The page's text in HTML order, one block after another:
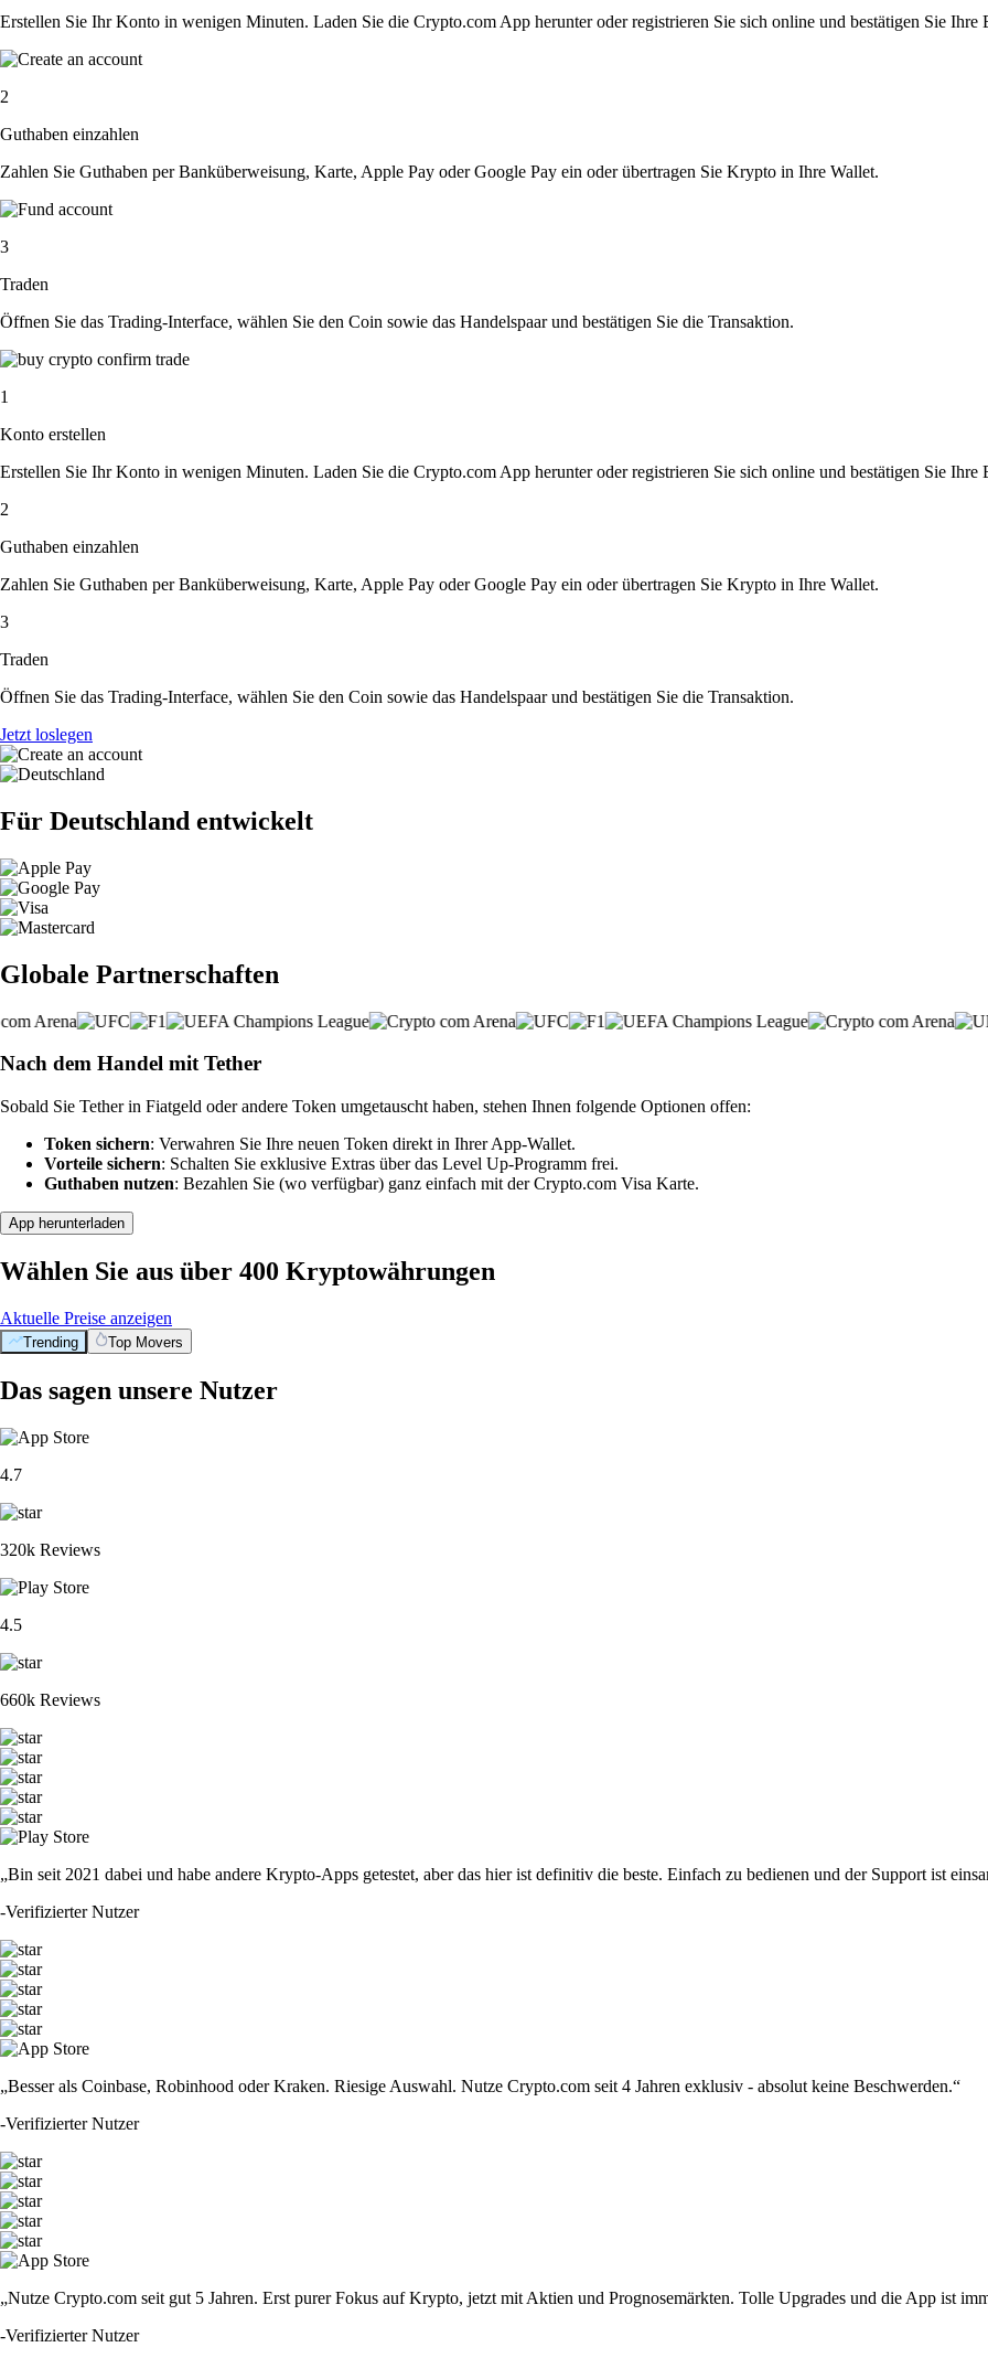
Erstellen Sie Ihr Konto in wenigen Minuten. Laden Sie die Crypto.com App herunter oder registrieren Sie sich online und bestätigen Sie Ihre
2
Guthaben einzahlen
Zahlen Sie Guthaben per Banküberweisung, Karte, Apple Pay oder Google Pay ein oder übertragen Sie Krypto in Ihre Wallet.
3
Traden
Öffnen Sie das Trading-Interface, wählen Sie den Coin sowie das Handelspaar und bestätigen Sie die Transaktion.
1
Konto erstellen
Erstellen Sie Ihr Konto in wenigen Minuten. Laden Sie die Crypto.com App herunter oder registrieren Sie sich online und bestätigen Sie Ihre
2
Guthaben einzahlen
Zahlen Sie Guthaben per Banküberweisung, Karte, Apple Pay oder Google Pay ein oder übertragen Sie Krypto in Ihre Wallet.
3
Traden
Öffnen Sie das Trading-Interface, wählen Sie den Coin sowie das Handelspaar und bestätigen Sie die Transaktion.
Jetzt loslegen
Für Deutschland entwickelt
Globale Partnerschaften
Nach dem Handel mit Tether
Sobald Sie Tether in Fiatgeld oder andere Token umgetauscht haben, stehen Ihnen folgende Optionen offen:
Token sichern: Verwahren Sie Ihre neuen Token direkt in Ihrer App-Wallet.
Vorteile sichern: Schalten Sie exklusive Extras über das Level Up-Programm frei.
Guthaben nutzen: Bezahlen Sie (wo verfügbar) ganz einfach mit der Crypto.com Visa Karte.
App herunterladen
Wählen Sie aus über 400 Kryptowährungen
Aktuelle Preise anzeigen
Trending Top Movers
Das sagen unsere Nutzer
4.7
320k Reviews
4.5
660k Reviews
„Bin seit 2021 dabei und habe andere Krypto-Apps getestet, aber das hier ist definitiv die beste. Einfach zu bedienen und der Support ist
-Verifizierter Nutzer
„Besser als Coinbase, Robinhood oder Kraken. Riesige Auswahl. Nutze Crypto.com seit 4 Jahren exklusiv - absolut keine Beschwerden.“
-Verifizierter Nutzer
„Nutze Crypto.com seit gut 5 Jahren. Erst purer Fokus auf Krypto, jetzt mit Aktien und Prognosemärkten. Tolle Upgrades und die App ist
-Verifizierter Nutzer